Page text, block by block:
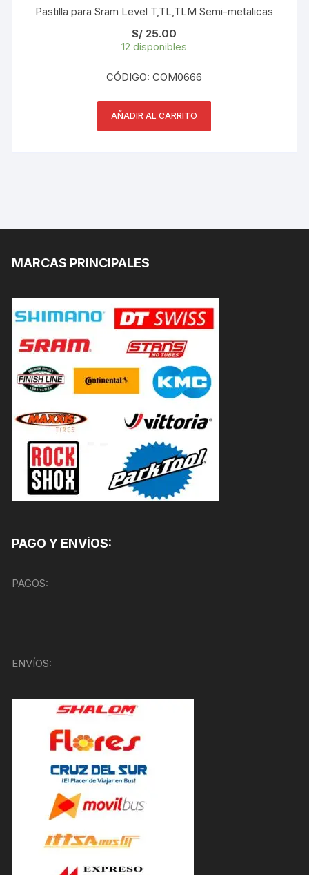
Pastilla para Sram Level T,TL,TLM Semi-metalicas
S/ 25.00
12 disponibles
CÓDIGO: COM0666
AÑADIR AL CARRITO
MARCAS PRINCIPALES
PAGO Y ENVÍOS:
PAGOS:
ENVÍOS: